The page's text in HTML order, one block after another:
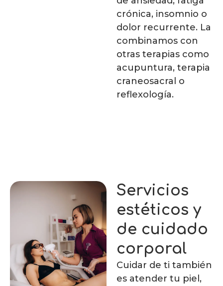
crónica, insomnio o
dolor recurrente. La
combinamos con
otras terapias como
acupuntura, terapia
craneosacral o
reflexología.
Servicios
estéticos y
de cuidado
corporal
Cuidar de ti también
es atender tu piel,